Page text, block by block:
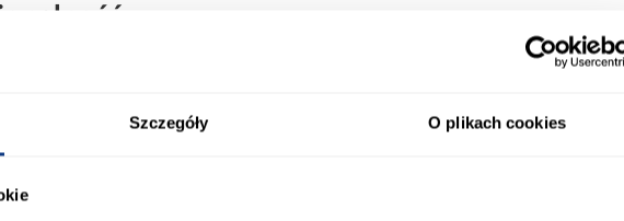
Szczegóły O plikach cookies
design, funkcjonalne rozwiązania oraz estetyczne
sprawiają, że model prezentuje się elegancko i nowocześnie.